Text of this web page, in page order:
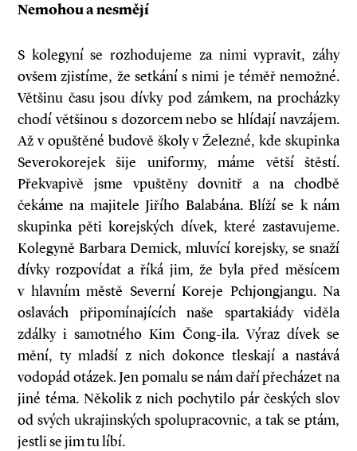
Nemohou a nesmějí
S kolegyní se rozhodujeme za nimi vypravit, záhy
ovšem zjistíme, že setkání s nimi je téměř nemožné.
Většinu času jsou dívky pod zámkem, na procházky
chodí většinou s dozorcem nebo se hlídají navzájem.
Až v opuštěné budově školy v Železné, kde skupinka
Severokorejek šije uniformy, máme větší štěstí.
Překvapivě jsme vpuštěny dovnitř a na chodbě
čekáme na majitele Jiřího Balabána. Blíží se k nám
skupinka pěti korejských dívek, které zastavujeme.
Kolegyně Barbara Demick, mluvící korejsky, se snaží
dívky rozpovídat a říká jim, že byla před měsícem
v hlavním městě Severní Koreje Pchjongjangu. Na
oslavách připomínajících naše spartakiády viděla
zdálky i samotného Kim Čong-ila. Výraz dívek se
mění, ty mladší z nich dokonce tleskají a nastává
vodopád otázek. Jen pomalu se nám daří přecházet na
jiné téma. Několik z nich pochytilo pár českých slov
od svých ukrajinských spolupracovnic, a tak se ptám,
jestli se jim tu líbí.